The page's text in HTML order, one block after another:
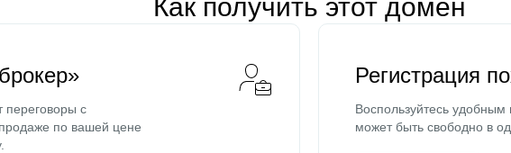
Как получить этот домен
переговоры с
по вашей цене
Регистрация
Воспользуйтесь
может быть свободно в